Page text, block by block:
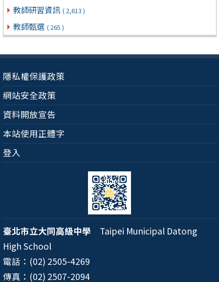
教師研習資訊 ( 2,613 )
教師甄選 ( 265 )
隱私權保護政策
網站安全政策
資料開放宣告
本站使用正體字
登入
臺北市立大同高級中學 Taipei Municipal Datong
High School
電話：(02) 2505-4269
傳真：(02) 2507-2094